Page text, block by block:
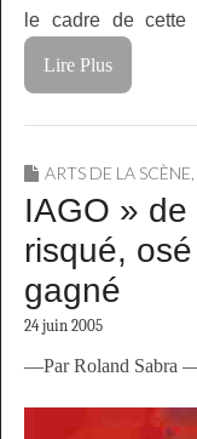
le cadre de
Lire Plus
ARTS DE LA SCÈNE
IAGO »
risqué,
gagné
24 juin 2005
—Par Roland Sabra